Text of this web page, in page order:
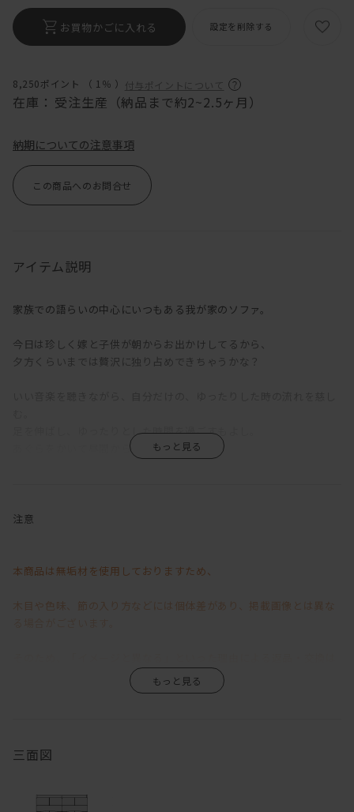
8,250ポイント （ 1％ ） 付与ポイントについて
在庫： 受注生産（納品まで約2~2.5ヶ月）
お買物かごに入れる 設定を削除する
納期についての注意事項
この商品へのお問合せ
アイテム説明
家族での語らいの中心にいつもある我が家のソファ。
今日は珍しく嫁と子供が朝からお出かけしてるから、
夕方くらいまでは贅沢に独り占めできちゃうかな？
足を伸ばし、ゆったりとした時間を過ごすもよし。
あぐらをかいて昼間からお酒を呑むもよし。
がらも、
といった私の要望を叶えるべくしてか、
背面がマガジン収納になっているというからもう驚きを隠せないで
ふんだんに使われた羽毛とハイバックスタイルによる掛け心地が、
注意
本商品は無垢材を使用しておりますため、
木目や色味、節の入り方などには個体差があり、掲載画像とは異な
お受けいたしかねますので、あらかじめご了承くださいますようお
と幸いです。
三面図